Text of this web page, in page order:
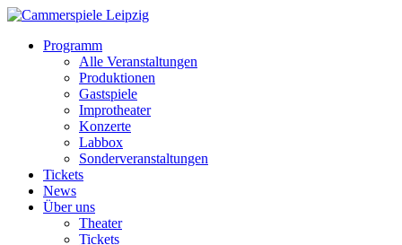
Programm
Alle Veranstaltungen
Produktionen
Gastspiele
Improtheater
Konzerte
Labbox
Sonderveranstaltungen
Tickets
News
Über uns
Theater
Tickets